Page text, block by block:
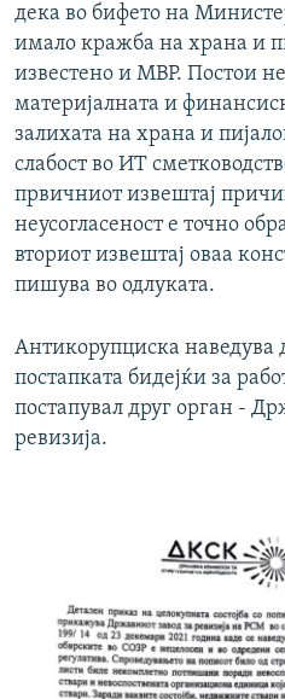
дека во бифето на
имало кражба на храна и
известено и МВР. Постои
материјалната и
залихата на храна и
слабост во ИТ
првичниот извештај
неусогласеност е точно
вториот извештај оваа
пишува во одлуката.
Антикорупциска наведува
постапката бидејќи за
постапувал друг орган -
ревизија.